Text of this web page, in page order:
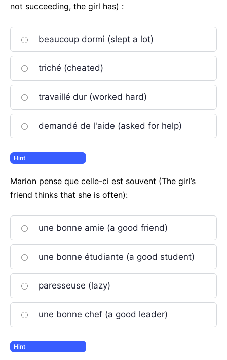
not succeeding, the girl has) :
beaucoup dormi (slept a lot)
triché (cheated)
travaillé dur (worked hard)
demandé de l'aide (asked for help)
Marion pense que celle-ci est souvent (The girl’s
friend thinks that she is often):
une bonne amie (a good friend)
une bonne étudiante (a good student)
paresseuse (lazy)
une bonne chef (a good leader)